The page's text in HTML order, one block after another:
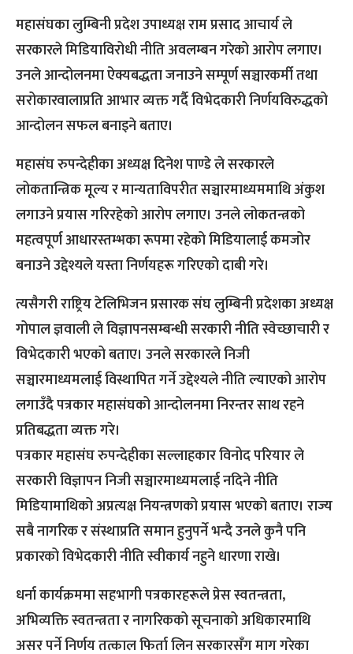
महासंघका लुम्बिनी प्रदेश उपाध्यक्ष राम प्रसाद आचार्य ले
सरकारले मिडियाविरोधी नीति अवलम्बन गरेको आरोप लगाए।
उनले आन्दोलनमा ऐक्यबद्धता जनाउने सम्पूर्ण सञ्चारकर्मी तथा
सरोकारवालाप्रति आभार व्यक्त गर्दै विभेदकारी निर्णयविरुद्धको
आन्दोलन सफल बनाइने बताए।
महासंघ रुपन्देहीका अध्यक्ष दिनेश पाण्डे ले सरकारले
लोकतान्त्रिक मूल्य र मान्यताविपरीत सञ्चारमाध्यममाथि अंकुश
लगाउने प्रयास गरिरहेको आरोप लगाए। उनले लोकतन्त्रको
महत्वपूर्ण आधारस्तम्भका रूपमा रहेको मिडियालाई कमजोर
बनाउने उद्देश्यले यस्ता निर्णयहरू गरिएको दाबी गरे।
त्यसैगरी राष्ट्रिय टेलिभिजन प्रसारक संघ लुम्बिनी प्रदेशका अध्यक्ष
गोपाल ज्ञवाली ले विज्ञापनसम्बन्धी सरकारी नीति स्वेच्छाचारी र
विभेदकारी भएको बताए। उनले सरकारले निजी
सञ्चारमाध्यमलाई विस्थापित गर्ने उद्देश्यले नीति ल्याएको आरोप
लगाउँदै पत्रकार महासंघको आन्दोलनमा निरन्तर साथ रहने
प्रतिबद्धता व्यक्त गरे।
पत्रकार महासंघ रुपन्देहीका सल्लाहकार विनोद परियार ले
सरकारी विज्ञापन निजी सञ्चारमाध्यमलाई नदिने नीति
मिडियामाथिको अप्रत्यक्ष नियन्त्रणको प्रयास भएको बताए। राज्य
सबै नागरिक र संस्थाप्रति समान हुनुपर्ने भन्दै उनले कुनै पनि
प्रकारको विभेदकारी नीति स्वीकार्य नहुने धारणा राखे।
धर्ना कार्यक्रममा सहभागी पत्रकारहरूले प्रेस स्वतन्त्रता,
अभिव्यक्ति स्वतन्त्रता र नागरिकको सूचनाको अधिकारमाथि
असर पर्ने निर्णय तत्काल फिर्ता लिन सरकारसँग माग गरेका